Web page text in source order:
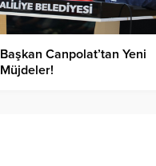
Başkan Canpolat’tan Yeni
Müjdeler!